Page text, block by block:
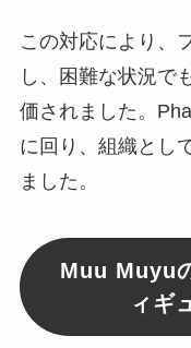
この対応により、
し、困難な状況で
価されました。
に回り、組織とし
ました。
Muu Muyu
ィギ